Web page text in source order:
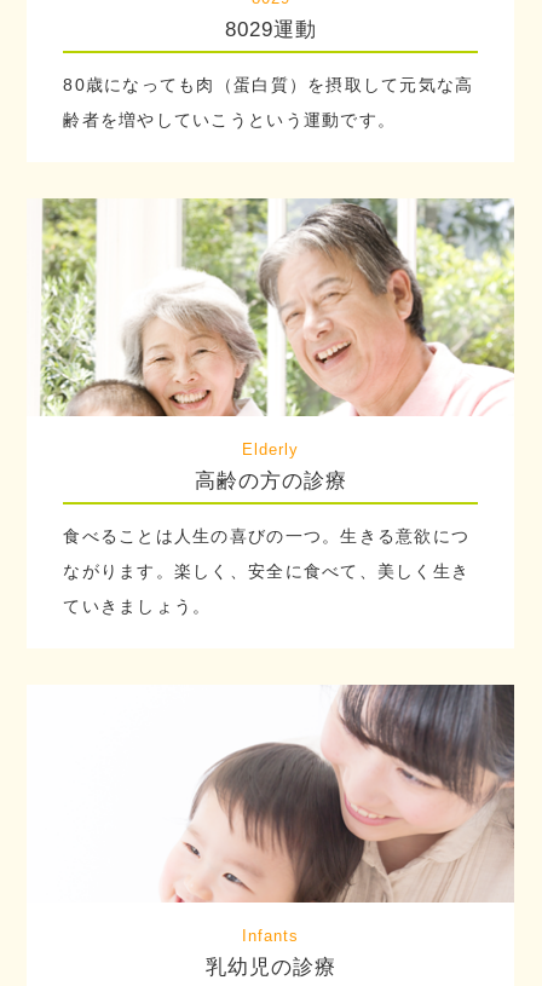
8029運動
80歳になっても肉（蛋白質）を摂取して元気な高
齢者を増やしていこうという運動です。
Elderly
高齢の方の診療
食べることは人生の喜びの一つ。生きる意欲につ
ながります。楽しく、安全に食べて、美しく生き
ていきましょう。
Infants
乳幼児の診療